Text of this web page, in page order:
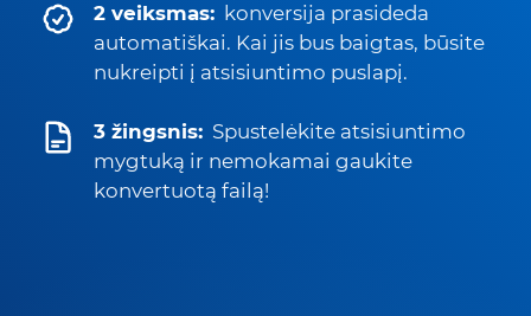
2 veiksmas: konversija prasideda
automatiškai. Kai jis bus baigtas, būsite
nukreipti į atsisiuntimo puslapį.
3 žingsnis: Spustelėkite atsisiuntimo
mygtuką ir nemokamai gaukite
konvertuotą failą!